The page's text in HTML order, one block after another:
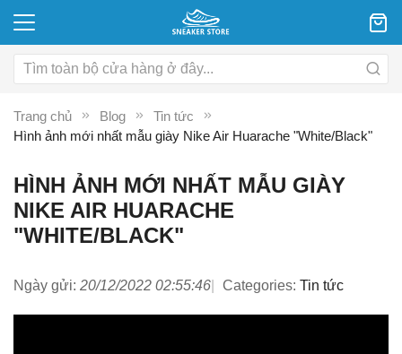
Trang chủ Blog
Tin tức
Hình ảnh mới nhất mẫu giày Nike Air Huarache "White/Black"
HÌNH ẢNH MỚI NHẤT MẪU GIÀY
NIKE AIR HUARACHE
"WHITE/BLACK"
Ngày gửi: 20/12/2022 02:55:46 Categories: Tin tức